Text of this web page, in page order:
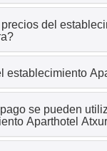
del
establecimiento
se pueden
Aparthotel